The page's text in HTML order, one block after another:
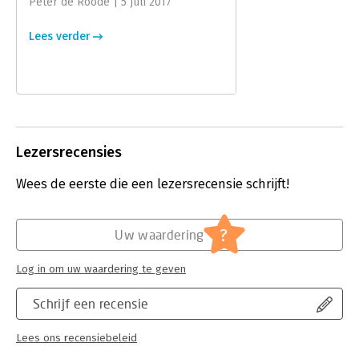
Boom klassiek
Lees verder
Lezersrecensies
Wees de eerste die een lezersrecensie schrijft!
Schrijf een recensie
Lees ons recensiebeleid
Uw waardering ?
Log in om uw waardering te geven